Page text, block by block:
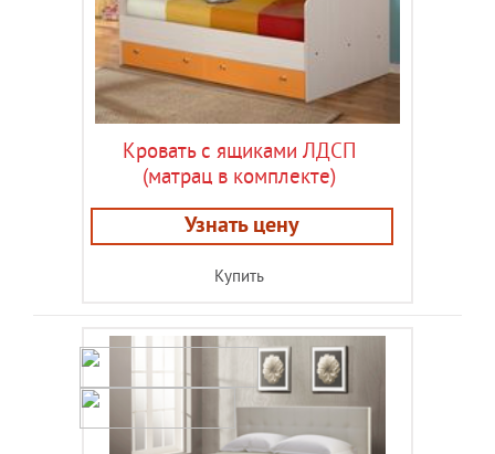
Кровать с ящиками ЛДСП
(матрац в комплекте)
Узнать цену
Купить